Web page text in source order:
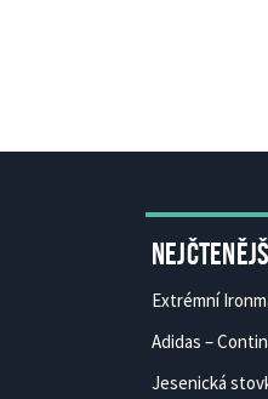
Extrémní
Adidas –
Jesenická